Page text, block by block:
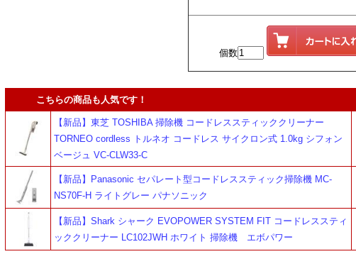
個数
こちらの商品も人気です！
【新品】東芝 TOSHIBA 掃除機 コードレススティッククリーナー
TORNEO cordless トルネオ コードレス サイクロン式 1.0kg シフォン
ベージュ VC-CLW33-C
【新品】Panasonic セパレート型コードレススティック掃除機 MC-
NS70F-H ライトグレー パナソニック
【新品】Shark シャーク EVOPOWER SYSTEM FIT コードレススティ
ッククリーナー LC102JWH ホワイト 掃除機 エボパワー